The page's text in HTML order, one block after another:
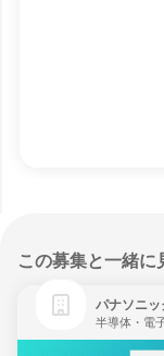
この募集と一緒に
パナソニ
半導体・電